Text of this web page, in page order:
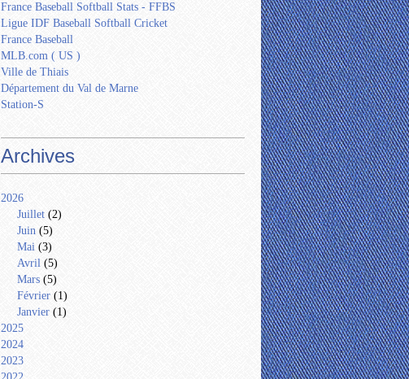
France Baseball Softball Stats - FFBS
Ligue IDF Baseball Softball Cricket
France Baseball
MLB.com ( US )
Ville de Thiais
Département du Val de Marne
Station-S
Archives
2026
Juillet (2)
Juin (5)
Mai (3)
Avril (5)
Mars (5)
Février (1)
Janvier (1)
2025
2024
2023